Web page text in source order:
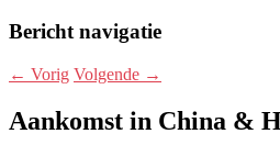
Bericht navigatie
← Vorig Volgende →
Aankomst in China &